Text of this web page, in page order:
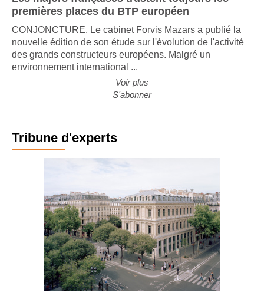
Les majors françaises trustent toujours les
premières places du BTP européen
CONJONCTURE. Le cabinet Forvis Mazars a publié la
nouvelle édition de son étude sur l'évolution de l'activité
des grands constructeurs européens. Malgré un
Voir plus
Tribune d'experts